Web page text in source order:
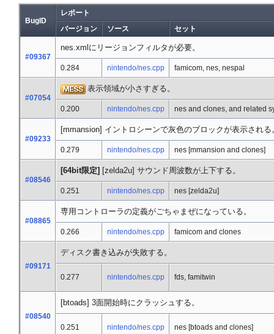
BugID
レポート
バージョン
ソース セット
#09367
nes.xmlにリージョンフィルタが必要。
0.284 nintendo/nes.cpp famicom, nes, nespal
#07054
表示領域が小さすぎる。
0.200 nintendo/nes.cpp nes and clones, and related
#09233
[mmansion] イントロシーンで灰色のブロックが表示される
0.279 nintendo/nes.cpp nes [mmansion and clones]
#08546
[64bit限定] [zelda2u] サウンド周波数が上下する。
0.251 nintendo/nes.cpp nes [zelda2u]
#08865
専用コントローラの定義がごちゃまぜになっている。
0.266 nintendo/nes.cpp famicom and clones
#09171
ディスク書き込みが失敗する。
0.277 nintendo/nes.cpp fds, famitwin
#08540
[btoads] 3面開始時にクラッシュする。
0.251 nintendo/nes.cpp nes [btoads and clones]